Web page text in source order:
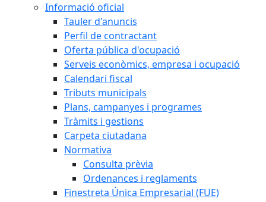
Informació oficial
Tauler d'anuncis
Perfil de contractant
Oferta pública d'ocupació
Serveis econòmics, empresa i ocupació
Calendari fiscal
Tributs municipals
Plans, campanyes i programes
Tràmits i gestions
Carpeta ciutadana
Normativa
Consulta prèvia
Ordenances i reglaments
Finestreta Única Empresarial (FUE)